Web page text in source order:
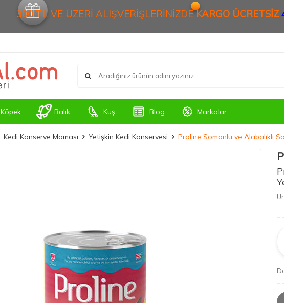
300 TL VE ÜZERİ ALIŞVERİŞLERİNİZDEKARGO ÜCRETSİZ
Köpek Balık Kuş Blog Markalar
Kedi Konserve Maması Yetişkin Kedi Konservesi Proline Somonlu ve Alabalıklı